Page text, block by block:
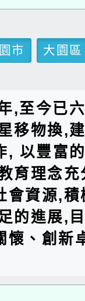
市
大園區
,至今已
移物換,
, 以豐富
育理念
會資源,
的進展,
懷、創新